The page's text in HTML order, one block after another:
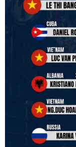
review them and
#ibfconvention
#grandhotram
#professionalboxing
#41stibfconvention